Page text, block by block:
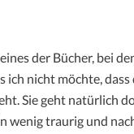
der Bücher, bei
ich nicht möchte, dass
Sie geht natürlich
wenig traurig und